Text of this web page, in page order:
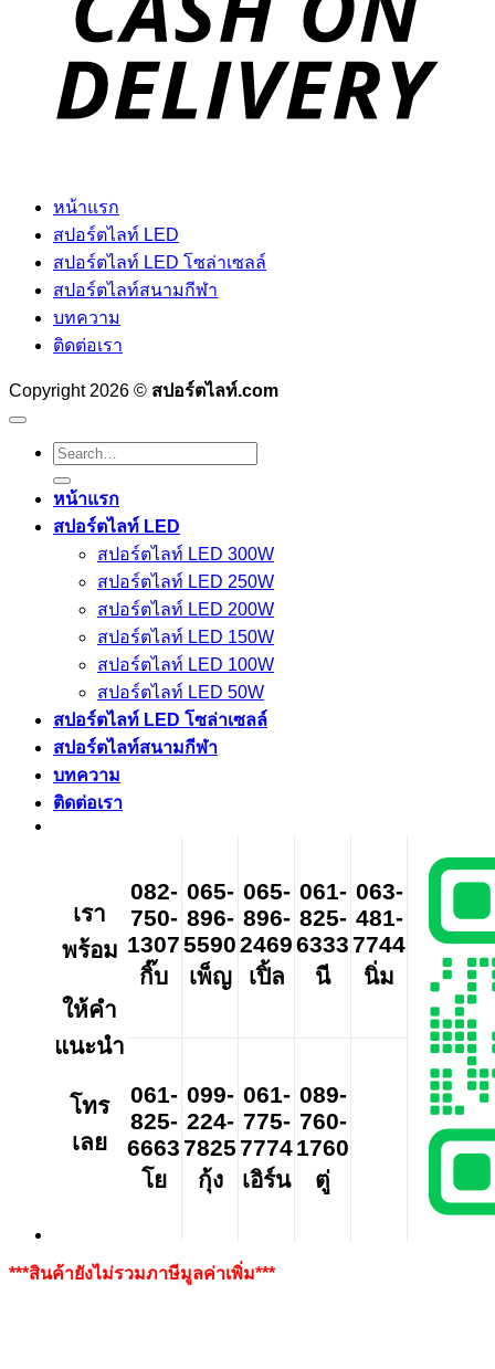
หน้าแรก
สปอร์ตไลท์ LED
สปอร์ตไลท์ LED โซล่าเซลล์
สปอร์ตไลท์สนามกีฬา
บทความ
ติดต่อเรา
Copyright 2026 © สปอร์ตไลท์.com
Search
for:
หน้าแรก
สปอร์ตไลท์ LED
สปอร์ตไลท์ LED 300W
สปอร์ตไลท์ LED 250W
สปอร์ตไลท์ LED 200W
สปอร์ตไลท์ LED 150W
สปอร์ตไลท์ LED 100W
สปอร์ตไลท์ LED 50W
สปอร์ตไลท์ LED โซล่าเซลล์
สปอร์ตไลท์สนามกีฬา
บทความ
ติดต่อเรา
เรา
พร้อม
ให้คำ
แนะนำ
โทร
เลย
082-
750-
1307
กิ๊บ
065-
896-
5590
เพ็ญ
065-
896-
2469
เปิ้ล
061-
825-
6333
นี
063-
481-
7744
นิ่ม
061-
825-
6663
โย
099-
224-
7825
กุ้ง
061-
775-
7774
เอิร์น
089-
760-
1760
ตู่
***สินค้ายังไม่รวมภาษีมูลค่าเพิ่ม***